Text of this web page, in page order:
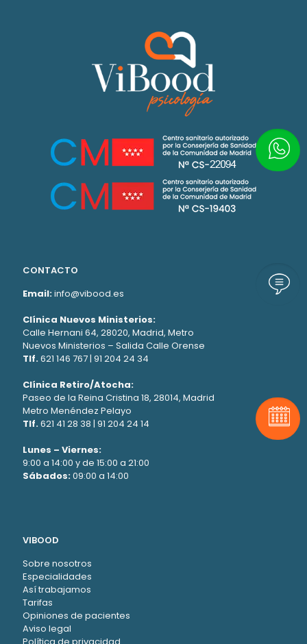
Pide
CONTACTO
Email:info@vibood.es
Clínica Nuevos Ministerios:
Calle Hernani 64, 28020, Madrid, Metro
Nuevos Ministerios – Salida Calle Orense
Tlf.621 146 767 | 91 204 24 34
Clínica Retiro/Atocha:
Paseo de la Reina Cristina 18, 28014, Madrid
Metro Menéndez Pelayo
Tlf.621 41 28 38 | 91 204 24 14
Lunes – Viernes:
9:00 a 14:00 y de 15:00 a 21:00
Sábados:09:00 a 14:00
VIBOOD
Sobre nosotros
Especialidades
Así trabajamos
Tarifas
Opiniones de pacientes
Aviso legal